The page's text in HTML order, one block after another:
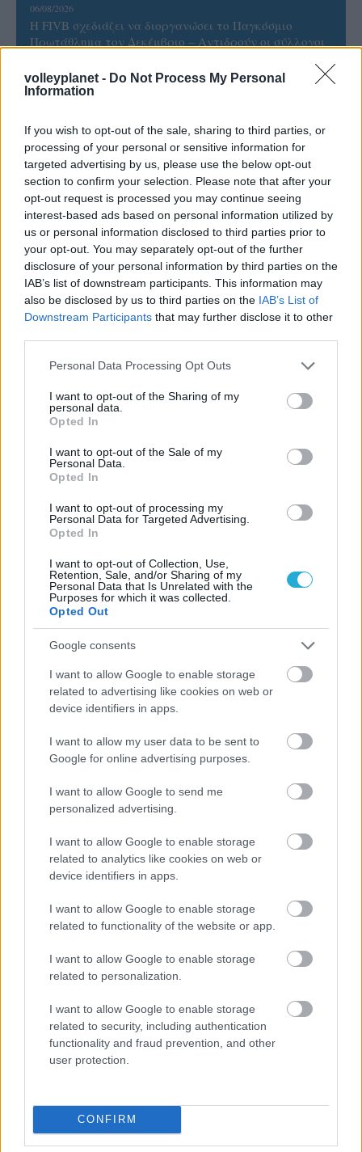
volleyplanet - Do Not Process My Personal
Information
If you wish to opt-out of the sale, sharing to third parties, or
processing of your personal or sensitive information for
targeted advertising by us, please use the below opt-out
section to confirm your selection. Please note that after your
opt-out request is processed you may continue seeing
interest-based ads based on personal information utilized by
us or personal information disclosed to third parties prior to
your opt-out. You may separately opt-out of the further
disclosure of your personal information by third parties on the
IAB’s list of downstream participants. This information may
also be disclosed by us to third parties on the IAB’s List of
Downstream Participants that may further disclose it to other
Please note that this website/app uses one or more Google
not limited to your visit or usage behaviour. You may click to
grant or deny consent to Google and its third-party tags to
use your data for below specified purposes in below Google
consent section.
Personal Data Processing Opt Outs
I want to opt-out of the Sharing of my
personal data.
Opted In
I want to opt-out of the Sale of my
Personal Data.
Opted In
I want to opt-out of processing my
Personal Data for Targeted Advertising.
Opted In
I want to opt-out of Collection, Use,
Retention, Sale, and/or Sharing of my
Personal Data that Is Unrelated with the
Purposes for which it was collected.
Opted Out
Google consents
I want to allow Google to enable storage
related to advertising like cookies on web or
device identifiers in apps.
I want to allow my user data to be sent to
Google for online advertising purposes.
I want to allow Google to send me
personalized advertising.
I want to allow Google to enable storage
related to analytics like cookies on web or
device identifiers in apps.
I want to allow Google to enable storage
related to functionality of the website or app.
I want to allow Google to enable storage
related to personalization.
I want to allow Google to enable storage
related to security, including authentication
functionality and fraud prevention, and other
user protection.
CONFIRM
06/08/2026
Η FIVB σχεδιάζει να διοργανώσει το Παγκόσμιο
Πρωτάθλημα τον Δεκέμβριο – Αντιδρούν οι σύλλογοι
06/08/2026
05/08/2026
Ισόπαλο το πρωτο φιλικό τεστ της Εθνικής στο
Ουρμπίνο
05/08/2026
Προς στρατηγική συνεργασία ΠΑΣΑΠΠ και
Πανεπιστημίου Πατρών
εδάφους με Σουηδία
ΓΝΩΜΕΣ
ΠΕΝΥ ΡΟΝΤΟΓΙΑΝΝΗ
Από την Περούτζια του 2000
στο σήμερα: Tο τρίτο
ευρωπαϊκό ραντεβού του
ιστορία
ΗΛΙΑΣ ΠΑΠΑΪΩΑΝΝΟΥ
08/03/2026
οι σημαντικότερες νίκες του
Α.Ο. Θήρας